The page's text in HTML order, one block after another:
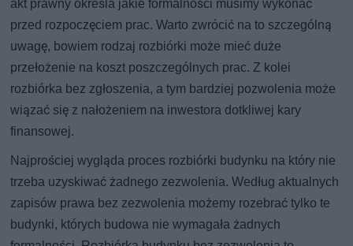
akt prawny określa jakie formalności musimy wykonać
przed rozpoczęciem prac. Warto zwrócić na to szczególną
uwagę, bowiem rodzaj rozbiórki może mieć duże
przełożenie na koszt poszczególnych prac. Z kolei
rozbiórka bez zgłoszenia, a tym bardziej pozwolenia może
wiązać się z nałożeniem na inwestora dotkliwej kary
finansowej.
Najprościej wygląda proces rozbiórki budynku na który nie
trzeba uzyskiwać żadnego zezwolenia. Według aktualnych
zapisów prawa bez zezwolenia możemy rozebrać tylko te
budynki, których budowa nie wymagała żadnych